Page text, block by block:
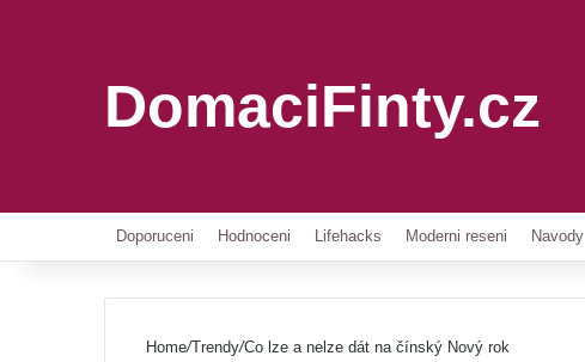
DomaciFinty.cz
Doporuceni Hodnoceni Lifehacks Moderni reseni Navody
Home/Trendy/Co lze a nelze dát na čínský Nový rok